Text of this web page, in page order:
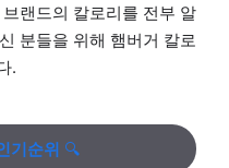
랜드의 칼로리를 전부 알
분들을 위해 햄버거 칼로
.
기순위 🔍